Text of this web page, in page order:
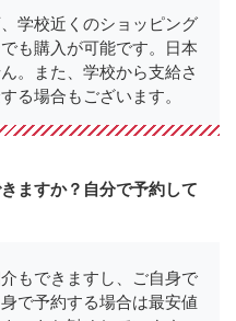
学校近くのショッピング
も購入が可能です。日本
。また、学校から支給さ
る場合もございます。
ますか？自分で予約して
もできますし、ご自身で
で予約する場合は最安値